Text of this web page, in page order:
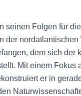
seinen Folgen für
der
dem sich
Mit einem Fokus
er in